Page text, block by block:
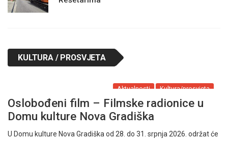
KULTURA / PROSVJETA
Aktualnosti Kultura/prosvjeta
Oslobođeni film – Filmske radionice u
Domu kulture Nova Gradiška
U Domu kulture Nova Gradiška od 28. do 31. srpnja 2026. održat će